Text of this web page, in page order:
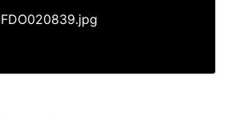
FDO020839.jpg